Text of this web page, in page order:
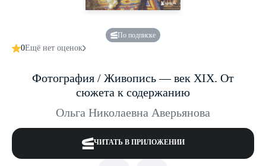
По подписке
0Ещё нет оценок
Фотография / Живопись — век XIX. От
сюжета к содержанию
Ольга Николаевна Аверьянова
ЧИТАТЬ В ПРИЛОЖЕНИИ